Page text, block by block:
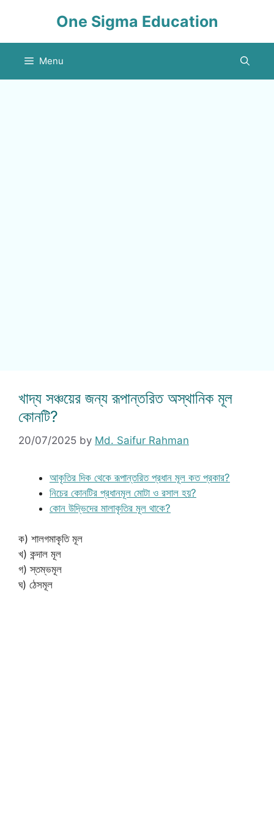
One Sigma Education
Menu
খাদ্য সঞ্চয়ের জন্য রূপান্তরিত অস্থানিক মূল
কোনটি?
20/07/2025 by Md. Saifur Rahman
আকৃতির দিক থেকে রূপান্তরিত প্রধান মূল কত প্রকার?
নিচের কোনটির প্রধানমূল মোটা ও রসাল হয়?
কোন উদ্ভিদের মালাকৃতির মূল থাকে?
ক) শালগমাকৃতি মূল
খ) কন্দাল মূল
গ) স্তম্ভমূল
ঘ) ঠেসমূল